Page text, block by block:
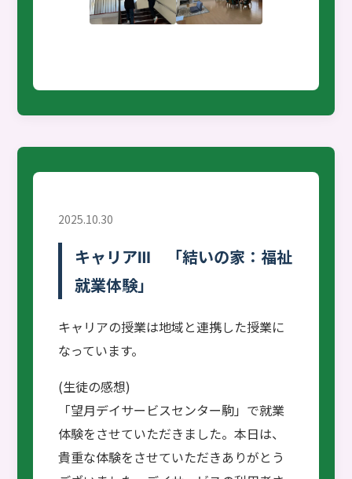
2025.10.30
キャリアⅢ 「結いの家：福祉
就業体験」
キャリアの授業は地域と連携した授業に
なっています。
(生徒の感想)
「望月デイサービスセンター駒」で就業
体験をさせていただきました。本日は、
貴重な体験をさせていただきありがとう